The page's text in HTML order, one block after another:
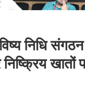
निधि
खातों